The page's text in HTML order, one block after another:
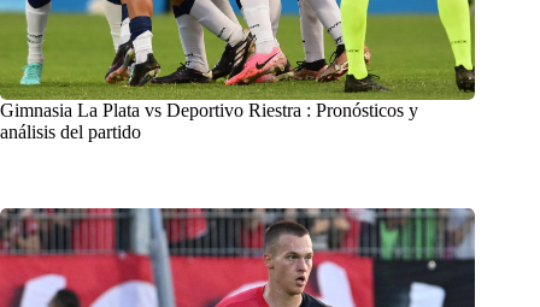
Gimnasia La Plata vs Deportivo Riestra : Pronósticos y
análisis del partido